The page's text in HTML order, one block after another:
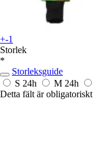
+-1
Storlek
*
Storleksguide
S 24h M 24h
Detta fält är obligatoriskt